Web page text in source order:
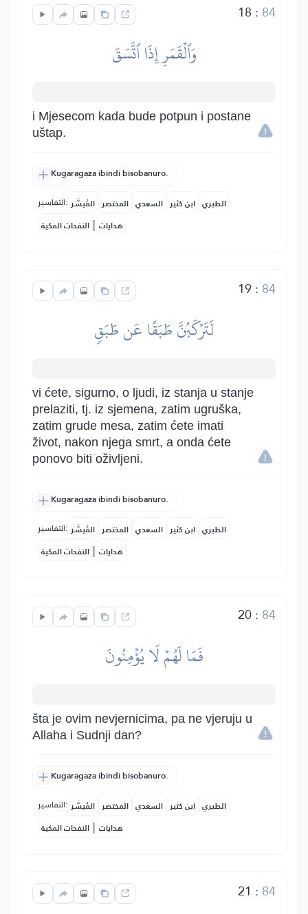
18 : 84
وَٱلۡقَمَرِ إِذَا ٱتَّسَقَ
i Mjesecom kada bude potpun i postane
uštap.
Kugaragaza ibindi bisobanuro.
التفاسير: المُيسَّر المختصر السعدي ابن كثير الطبري
النفحات المكية | هدايات
19: 84
لَتَرۡكَبُنَّ طَبَقًا عَن طَبَقٖ
vi ćete, sigurno, o ljudi, iz stanja u stanje
prelaziti, tj. iz sjemena, zatim ugruška,
zatim grude mesa, zatim ćete imati
život, nakon njega smrt, a onda ćete
ponovo biti oživljeni.
Kugaragaza ibindi bisobanuro.
التفاسير: المُيسَّر المختصر السعدي ابن كثير الطبري
النفحات المكية | هدايات
20: 84
فَمَا لَهُمۡ لَا يُؤۡمِنُونَ
šta je ovim nevjernicima, pa ne vjeruju u
Allaha i Sudnji dan?
Kugaragaza ibindi bisobanuro.
التفاسير: المُيسَّر المختصر السعدي ابن كثير الطبري
النفحات المكية | هدايات
21 : 84